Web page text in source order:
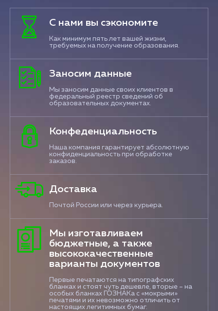
С нами вы сэкономите
Как минимум пять лет вашей жизни,
требуемых на получение образования.
Заносим данные
Мы заносим данные своих клиентов в
федеральный реестр сведений об
образовательных документах.
Конфеденциальность
Наша компания гарантирует абсолютную
конфиденциальность при обработке
заказов.
Доставка
Почтой России или через курьера.
Мы изготавливаем
бюджетные, а также
высококачественные
варианты документов
Первые печатаются на типографских
бланках и стоят чуть дешевле, вторые – на
особых бланках ГОЗНАКа с «мокрыми»
печатями и их невозможно отличить от
настоящих легитимных бумаг.